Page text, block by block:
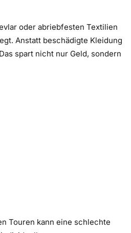
oder abriebfesten Textilien
Anstatt beschädigte Kleidung
spart nicht nur Geld, sondern
Touren kann eine schlechte